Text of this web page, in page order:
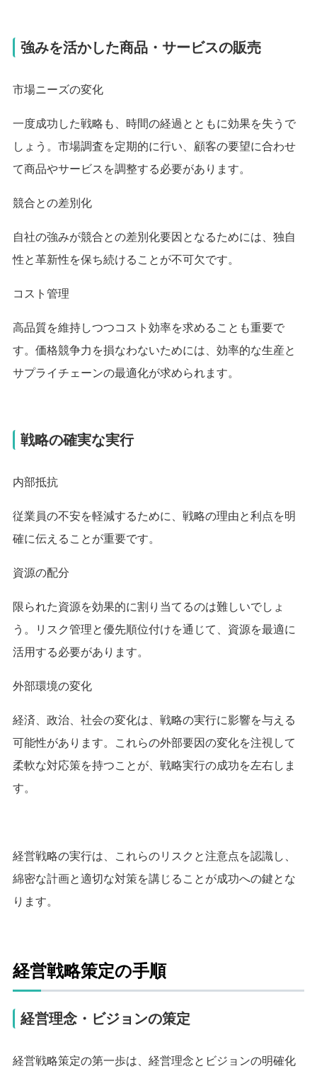
強みを活かした商品・サービスの販売
市場ニーズの変化
一度成功した戦略も、時間の経過とともに効果を失うで
しょう。市場調査を定期的に行い、顧客の要望に合わせ
て商品やサービスを調整する必要があります。
競合との差別化
自社の強みが競合との差別化要因となるためには、独自
性と革新性を保ち続けることが不可欠です。
コスト管理
高品質を維持しつつコスト効率を求めることも重要で
す。価格競争力を損なわないためには、効率的な生産と
サプライチェーンの最適化が求められます。
戦略の確実な実行
内部抵抗
従業員の不安を軽減するために、戦略の理由と利点を明
確に伝えることが重要です。
資源の配分
限られた資源を効果的に割り当てるのは難しいでしょ
う。リスク管理と優先順位付けを通じて、資源を最適に
活用する必要があります。
外部環境の変化
経済、政治、社会の変化は、戦略の実行に影響を与える
可能性があります。これらの外部要因の変化を注視して
柔軟な対応策を持つことが、戦略実行の成功を左右しま
す。
経営戦略の実行は、これらのリスクと注意点を認識し、
綿密な計画と適切な対策を講じることが成功への鍵とな
ります。
経営戦略策定の手順
経営理念・ビジョンの策定
経営戦略策定の第一歩は、経営理念とビジョンの明確化